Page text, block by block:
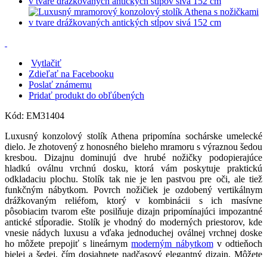
Vytlačiť
Zdieľať na Facebooku
Poslať známemu
Pridať produkt do obľúbených
Kód: EM31404
Luxusný konzolový stolík Athena pripomína sochárske umelecké
dielo. Je zhotovený z honosného bieleho mramoru s výraznou šedou
kresbou. Dizajnu dominujú dve hrubé nožičky podopierajúce
hladkú oválnu vrchnú dosku, ktorá vám poskytuje praktickú
odkladaciu plochu. Stolík tak nie je len pastvou pre oči, ale tiež
funkčným nábytkom. Povrch nožičiek je ozdobený vertikálnym
drážkovaným reliéfom, ktorý v kombinácii s ich masívne
pôsobiacim tvarom ešte posilňuje dizajn pripomínajúci impozantné
antické stĺporadie. Stolík je vhodný do moderných priestorov, kde
vnesie nádych luxusu a vďaka jednoduchej oválnej vrchnej doske
ho môžete prepojiť s lineárnymmoderným nábytkomv odtieňoch
bielej a šedej, čím dosiahnete nadčasový elegantný dizajn. Môžete